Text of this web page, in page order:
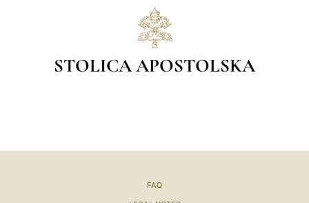
STOLICA APOSTOLSKA
FAQ